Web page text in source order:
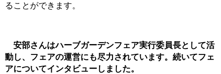
ることができます。
安部さんはハーブガーデンフェア実行委員長として活
動し、フェアの運営にも尽力されています。続いてフェ
アについてインタビューしました。